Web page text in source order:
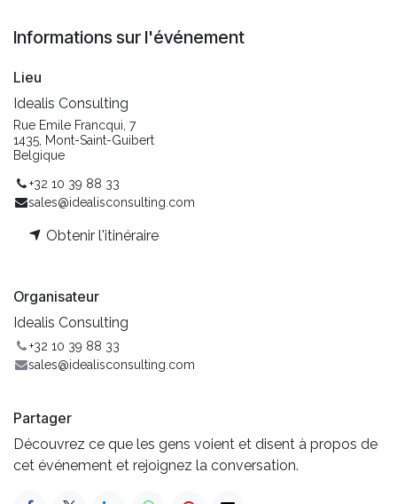
Informations sur l'événement
Lieu
Idealis Consulting
Rue Emile Francqui, 7
1435, Mont-Saint-Guibert
Belgique
+32 10 39 88 33
sales@idealisconsulting.com
Obtenir l'itinéraire
Organisateur
Idealis Consulting
+32 10 39 88 33
sales@idealisconsulting.com
Partager
Découvrez ce que les gens voient et disent à propos de
cet événement et rejoignez la conversation.